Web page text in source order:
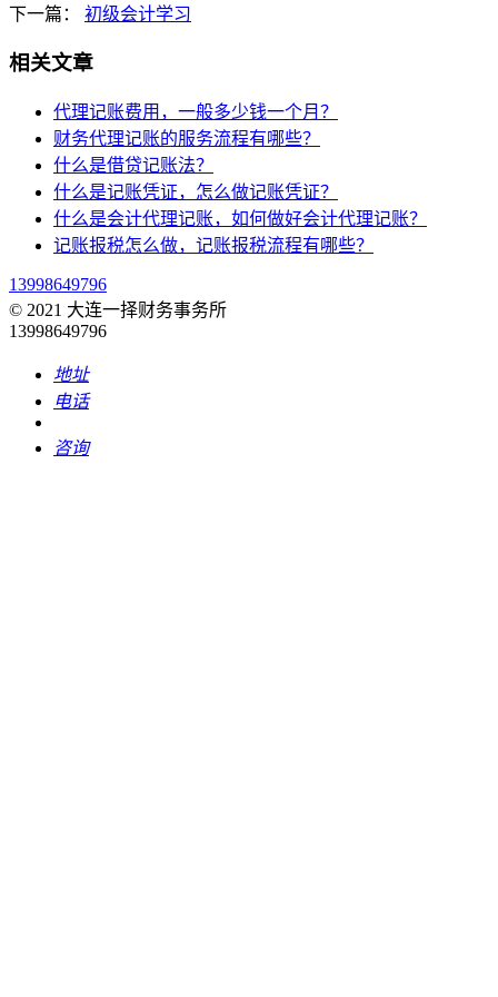
下一篇： 初级会计学习
相关文章
代理记账费用，一般多少钱一个月？
财务代理记账的服务流程有哪些？
什么是借贷记账法？
什么是记账凭证，怎么做记账凭证？
什么是会计代理记账，如何做好会计代理记账？
记账报税怎么做，记账报税流程有哪些？
13998649796
© 2021 大连一择财务事务所
13998649796
地址
电话
咨询